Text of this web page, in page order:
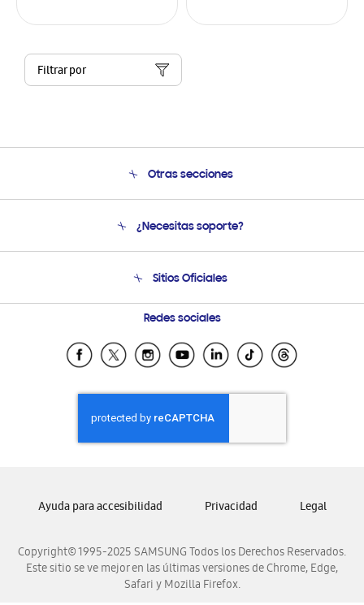
Filtrar por
Otras secciones
Soporte
Seguimiento de tu pedido
Condiciones de Compra
¿Necesitas soporte?
Soporte vía eMail
Preguntas Frecuentes
Sitios Oficiales
Samsung Costa Rica
Samsung Ecuador
Samsung El Salvador
Samsung Guatemala
Samsung Honduras
Samsung Nicaragua
Samsung Venezuela
Redes sociales
Copyright© 1995-2025 SAMSUNG Todos los Derechos Reservados.
Este sitio se ve mejor en las últimas versiones de Chrome, Edge,
Safari y Mozilla Firefox.
Ayuda para accesibilidad Privacidad Legal